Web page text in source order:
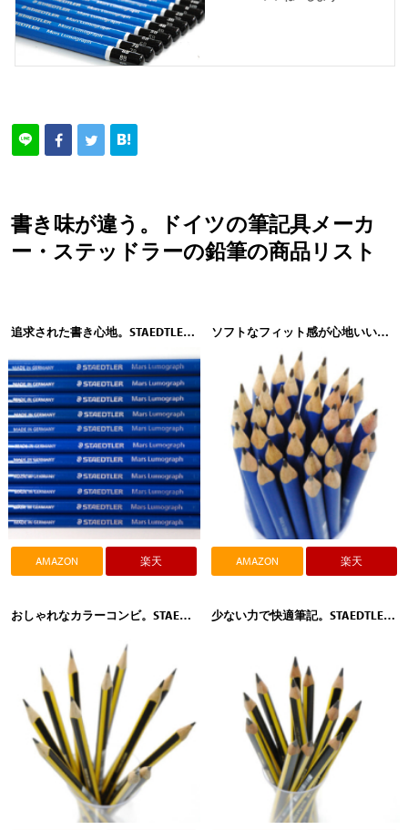
書き味が違う。ドイツの筆記具メーカ
ー・ステッドラーの鉛筆の商品リスト
追求された書き心地。STAEDTLER（ステッドラー）マルス ルモグラフ 製図用高級鉛筆 100
AMAZON 楽天
ソフトなフィット感が心地いい。STAEDTLER（ステッドラー）マルス エルゴソフト鉛筆 150
AMAZON 楽天
おしゃれなカラーコンビ。STAEDTLER（ステッドラー）ノリスクラブ トリプラス鉛筆 118 少ない力で快適筆記。STAEDTLER（ステッドラー）ノリスクラブ トリプラス ジャンボ 書き方鉛筆（太軸）119